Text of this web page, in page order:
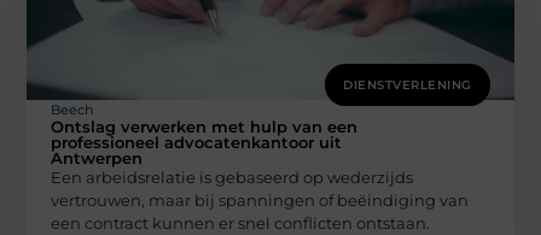
DIENSTVERLENING
Beech
Ontslag verwerken met hulp van een
professioneel advocatenkantoor uit
Antwerpen
Een arbeidsrelatie is gebaseerd op wederzijds
vertrouwen, maar bij spanningen of beëindiging van
een contract kunnen er snel conflicten ontstaan.